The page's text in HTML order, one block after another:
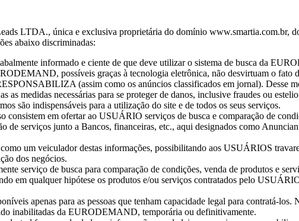
LTDA., única e exclusiva proprietária do domínio
abaixo discriminadas:
informado e ciente de que deve utilizar o sistema de busca da
possíveis graças à tecnologia eletrônica, não desvirtuam o
(assim como os anúncios classificados em jornal). Desse
medidas necessárias para se proteger de danos, inclusive fraudes ou
são indispensáveis para a utilização do site e de todos os seus serviços.
consistem em ofertar ao USUÁRIO serviços de busca e comparação de
de serviços junto a Bancos, financeiras, etc., aqui designados como
um veiculador destas informações, possibilitando aos USUÁRIOS
dos negócios.
serviço de busca para comparação de condições, venda de produtos e
em qualquer hipótese os produtos e/ou serviços contratados pelo
apenas para as pessoas que tenham capacidade legal para contratá-
inabilitadas da EURODEMAND, temporária ou definitivamente.